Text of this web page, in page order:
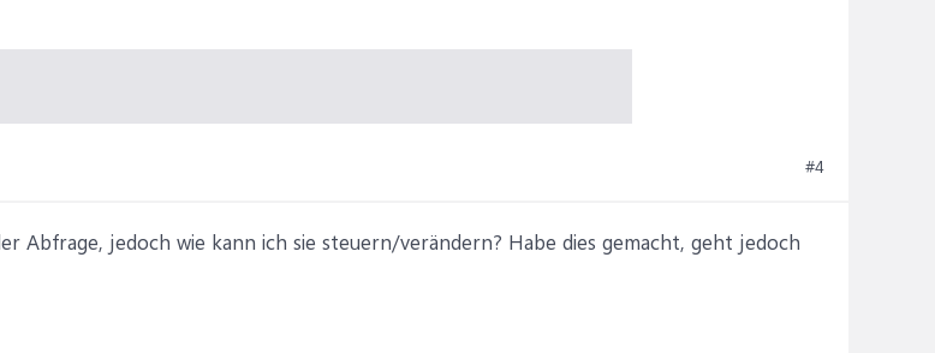
#4
Abfrage, jedoch wie kann ich sie steuern/verändern? Habe dies gemacht, geht jedoch